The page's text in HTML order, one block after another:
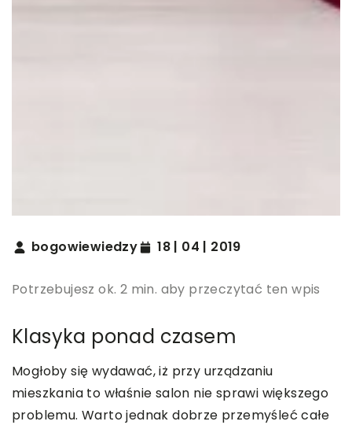
bogowiewiedzy 18 | 04 | 2019
Potrzebujesz ok. 2 min. aby przeczytać ten wpis
Klasyka ponad czasem
Mogłoby się wydawać, iż przy urządzaniu
mieszkania to właśnie salon nie sprawi większego
problemu. Warto jednak dobrze przemyśleć całe